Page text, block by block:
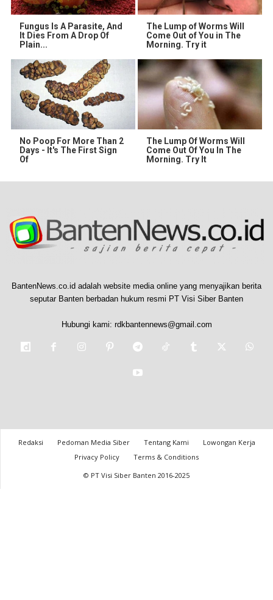
Fungus Is A Parasite, And
It Dies From A Drop Of
Plain...
The Lump of Worms Will
Come Out of You in The
Morning. Try it
No Poop For More Than 2
Days - It's The First Sign
Of
The Lump Of Worms Will
Come Out Of You In The
Morning. Try It
BantenNews.co.id adalah website media online yang menyajikan berita
seputar Banten berbadan hukum resmi PT Visi Siber Banten
Hubungi kami: rdkbantennews@gmail.com
Redaksi Pedoman Media Siber Tentang Kami
Lowongan Kerja
Privacy Policy
Terms & Conditions
© PT Visi Siber Banten 2016-2025